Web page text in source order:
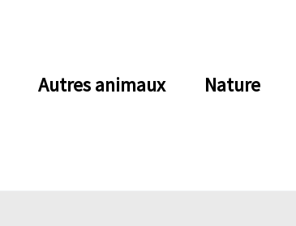
Autres animaux Nature